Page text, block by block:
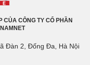
CỦA CÔNG TY CỔ PHẦN
Đàn 2, Đống Đa, Hà Nội